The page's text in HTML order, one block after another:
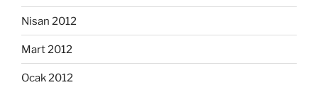
Nisan 2012
Mart 2012
Ocak 2012